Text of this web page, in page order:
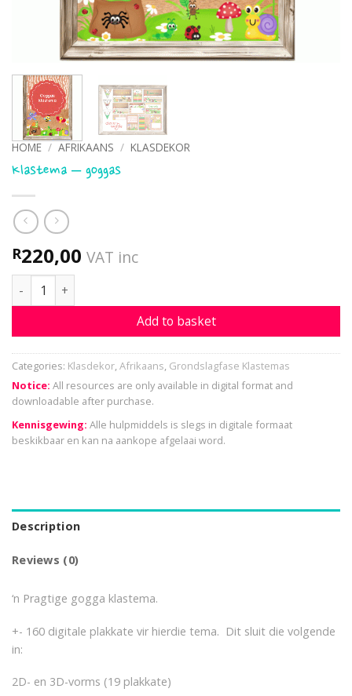
HOME / AFRIKAANS / KLASDEKOR
Klastema – goggas
R220,00 VAT inc
Klastema - goggas quantity
Add to basket
Categories: Klasdekor,Afrikaans, Grondslagfase Klastemas
Notice: All resources are only available in digital format and
downloadable after purchase.
Kennisgewing: Alle hulpmiddels is slegs in digitale formaat
beskikbaar en kan na aankope afgelaai word.
Description
Reviews (0)
‘n Pragtige gogga klastema.
+- 160 digitale plakkate vir hierdie tema. Dit sluit die volgende
in:
2D- en 3D-vorms (19 plakkate)